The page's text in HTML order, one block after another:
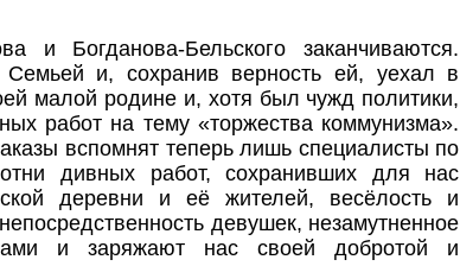
и Богданова-Бельского заканчиваются.
и, сохранив верность ей, уехал в
малой родине и, хотя был чужд политики,
работ на тему «торжества коммунизма».
вспомнят теперь лишь специалисты по
дивных работ, сохранивших для нас
деревни и её жителей, весёлость и
девушек, незамутненное
и заряжают нас своей добротой и